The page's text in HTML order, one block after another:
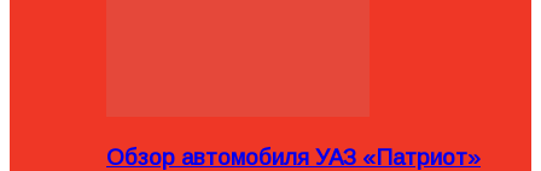
Обзор автомобиля УАЗ «Патриот»